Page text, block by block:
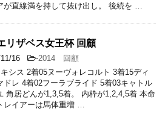
が直線満を持して抜け出し。 後続を …
リザベス女王杯 回顧
16 -2014 回顧
シス 2着05ヌーヴォレコルト 3着15ディ
ドレ 4着02フーラブライド 5着03キャトル
角居どんが1,3,5着。 内枠が1,2,4,5着 本命
レイアーは馬体重増 …